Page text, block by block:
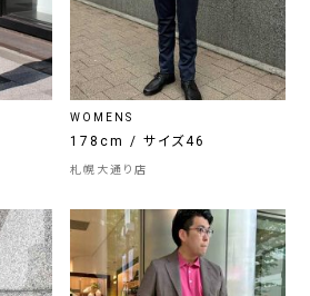
WOMENS
178cm / サイズ46
札幌大通り店